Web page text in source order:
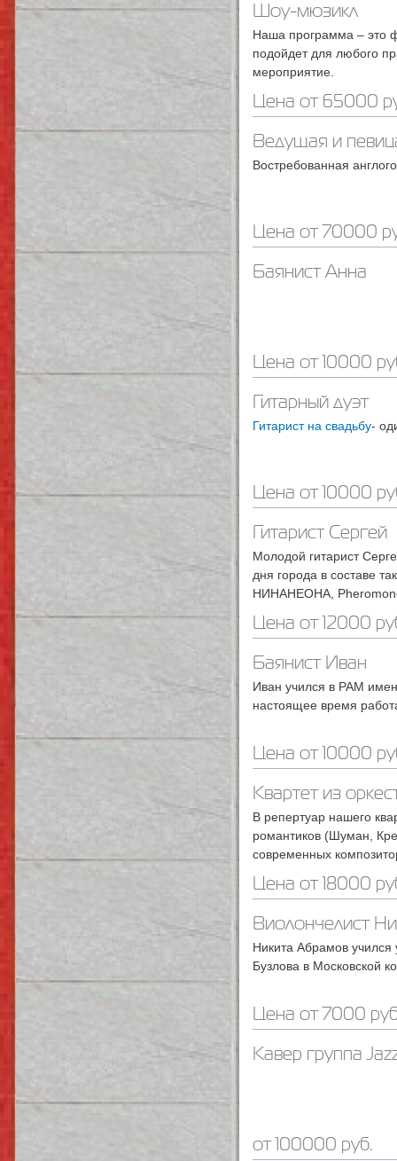
Шоу-мюзикл
Наша программа – это
подойдет для любого
мероприятие.
Цена от 65000
Ведущая и
Востребованная
Цена от 70000
Баянист Анна
Цена от 10000
Гитарный дуэт
Гитарист на свадьбу-
Цена от 10000
Гитарист Сергей
Молодой гитарист
дня города в составе
НИНАНЕОНА,
Цена от 12000
Баянист Иван
Иван учился в РАМ
настоящее время
Цена от 10000
Квартет из
В репертуар нашего
романтиков (Шуман,
современных
Цена от 18000
Виолончелист
Никита Абрамов учился
Бузлова в Московской
Цена от 7000
Кавер группа
от 100000 руб.